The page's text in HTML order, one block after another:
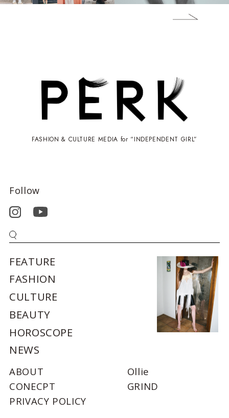
FASHION & CULTURE MEDIA for “INDEPENDENT GIRL”
Follow
FEATURE
FASHION
CULTURE
BEAUTY
HOROSCOPE
NEWS
ABOUT
CONECPT
PRIVACY POLICY
Ollie
GRIND